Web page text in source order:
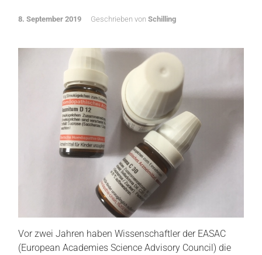
8. September 2019 Geschrieben von Schilling
Vor zwei Jahren haben Wissenschaftler der EASAC
(European Academies Science Advisory Council) die